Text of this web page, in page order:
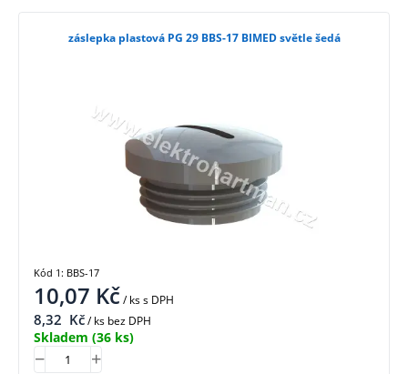
záslepka plastová PG 29 BBS-17 BIMED světle šedá
10,07 Kč/ kss DPH
8,32 Kč/ ks bez DPH
Skladem (36 ks)
Kód 1: BBS-17